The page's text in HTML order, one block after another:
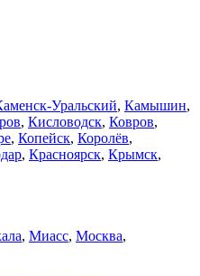
Уральский, Камышин,
, Кисловодск, Ковров,
, Копейск, Королёв,
, Красноярск, Крымск,
, Миасс, Москва,